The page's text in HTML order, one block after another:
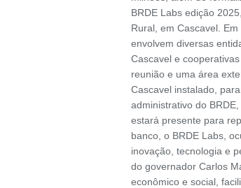
BRDE Labs edição
Rural, em Cascavel.
envolvem diversas
Cascavel e
reunião e uma área
Cascavel instalado,
administrativo do
estará presente para
banco, o BRDE Labs,
inovação, tecnologia e
do governador Carlos
econômico e social,